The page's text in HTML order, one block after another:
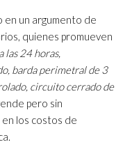
en un argumento de
quienes promueven
las 24 horas,
barda perimetral de 3
circuito cerrado de
pero sin
en los costos de